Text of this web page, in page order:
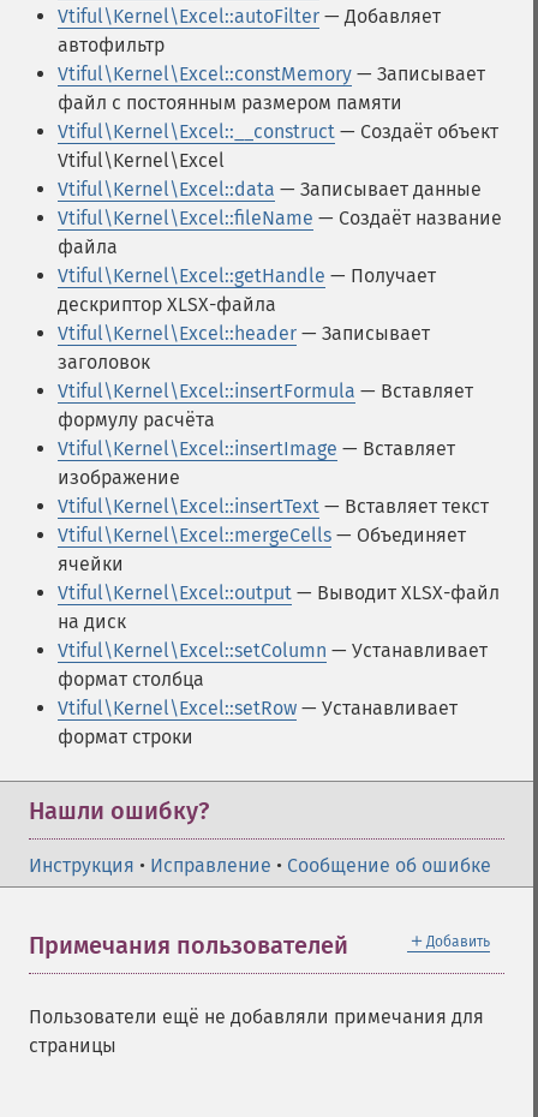
Vtiful\Kernel\Excel::autoFilter — Добавляет
автофильтр
Vtiful\Kernel\Excel::constMemory — Записывает
файл с постоянным размером памяти
Vtiful\Kernel\Excel::__construct — Создаёт объект
Vtiful\Kernel\Excel
Vtiful\Kernel\Excel::data — Записывает данные
Vtiful\Kernel\Excel::fileName — Создаёт название
файла
Vtiful\Kernel\Excel::getHandle — Получает
дескриптор XLSX-файла
Vtiful\Kernel\Excel::header — Записывает
заголовок
Vtiful\Kernel\Excel::insertFormula — Вставляет
формулу расчёта
Vtiful\Kernel\Excel::insertImage — Вставляет
изображение
Vtiful\Kernel\Excel::insertText — Вставляет текст
Vtiful\Kernel\Excel::mergeCells — Объединяет
ячейки
Vtiful\Kernel\Excel::output — Выводит XLSX-файл
на диск
Vtiful\Kernel\Excel::setColumn — Устанавливает
формат столбца
Vtiful\Kernel\Excel::setRow — Устанавливает
формат строки
Нашли ошибку?
Инструкция • Исправление • Сообщение об ошибке
＋ Добавить
Примечания пользователей
Пользователи ещё не добавляли примечания для
страницы